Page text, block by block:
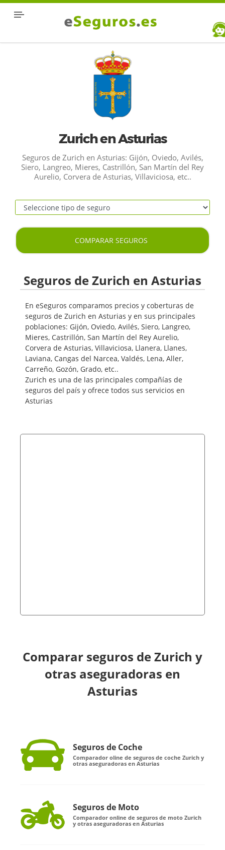
Zurich en Asturias
Seguros de Zurich en Asturias: Gijón, Oviedo, Avilés,
Siero, Langreo, Mieres, Castrillón, San Martín del Rey
Aurelio, Corvera de Asturias, Villaviciosa, etc..
COMPARAR SEGUROS
Seguros de Zurich en Asturias
En eSeguros comparamos precios y coberturas de
seguros de Zurich en Asturias y en sus principales
poblaciones: Gijón, Oviedo, Avilés, Siero, Langreo,
Mieres, Castrillón, San Martín del Rey Aurelio,
Corvera de Asturias, Villaviciosa, Llanera, Llanes,
Laviana, Cangas del Narcea, Valdés, Lena, Aller,
Carreño, Gozón, Grado, etc..
Zurich es una de las principales compañías de
seguros del país y ofrece todos sus servicios en
Asturias
Comparar seguros de Zurich y
otras aseguradoras en
Asturias
Seguros de Coche
Comparador oline de seguros de coche Zurich y
otras aseguradoras en Asturias
Seguros de Moto
Comparador online de seguros de moto Zurich
y otras aseguradoras en Asturias